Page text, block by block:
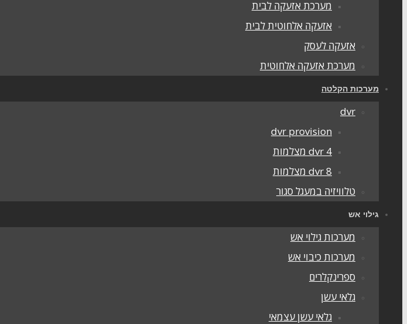
מערכת אזעקה לבית
אזעקה אלחוטית לבית
אזעקה לעסק
מערכת אזעקה אלחוטית
מערכות הקלטה
dvr
dvr provision
dvr 4 מצלמות
dvr 8 מצלמות
טלוויזיה במעגל סגור
גילוי אש
מערכות גילוי אש
מערכות כיבוי אש
ספרינקלרים
גלאי עשן
גלאי עשן עצמאי